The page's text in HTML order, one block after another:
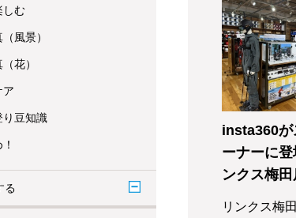
しむ
風景）
花）
ア
り豆知識
る
insta360が
ーナーに登
ンクス梅田
リンクス梅